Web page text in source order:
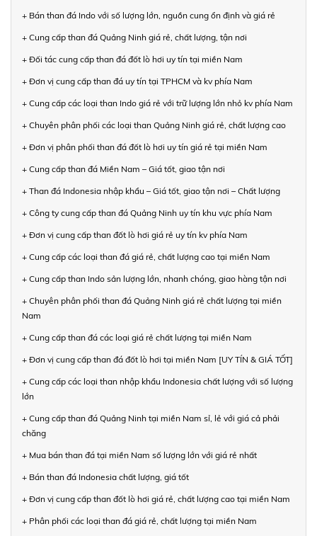
+ Bán than đá Indo với số lượng lớn, nguồn cung ổn định và giá rẻ
+ Cung cấp than đá Quảng Ninh giá rẻ, chất lượng, tận nơi
+ Đối tác cung cấp than đá đốt lò hơi uy tín tại miền Nam
+ Đơn vị cung cấp than đá uy tín tại TPHCM và kv phía Nam
+ Cung cấp các loại than Indo giá rẻ với trữ lượng lớn nhỏ kv phía Nam
+ Chuyên phân phối các loại than Quảng Ninh giá rẻ, chất lượng cao
+ Đơn vị phân phối than đá đốt lò hơi uy tín giá rẻ tại miền Nam
+ Cung cấp than đá Miền Nam – Giá tốt, giao tận nơi
+ Than đá Indonesia nhập khẩu – Giá tốt, giao tận nơi – Chất lượng
+ Công ty cung cấp than đá Quảng Ninh uy tín khu vực phía Nam
+ Đơn vị cung cấp than đốt lò hơi giá rẻ uy tín kv phía Nam
+ Cung cấp các loại than đá giá rẻ, chất lượng cao tại miền Nam
+ Cung cấp than Indo sản lượng lớn, nhanh chóng, giao hàng tận nơi
+ Chuyên phân phối than đá Quảng Ninh giá rẻ chất lượng tại miền
Nam
+ Cung cấp than đá các loại giá rẻ chất lượng tại miền Nam
+ Đơn vị cung cấp than đá đốt lò hơi tại miền Nam [UY TÍN & GIÁ TỐT]
+ Cung cấp các loại than nhập khẩu Indonesia chất lượng với số lượng
lớn
+ Cung cấp than đá Quảng Ninh tại miền Nam sỉ, lẻ với giá cả phải
chăng
+ Mua bán than đá tại miền Nam số lượng lớn với giá rẻ nhất
+ Bán than đá Indonesia chất lượng, giá tốt
+ Đơn vị cung cấp than đốt lò hơi giá rẻ, chất lượng cao tại miền Nam
+ Phân phối các loại than đá giá rẻ, chất lượng tại miền Nam